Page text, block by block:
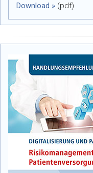
Download » (pdf)